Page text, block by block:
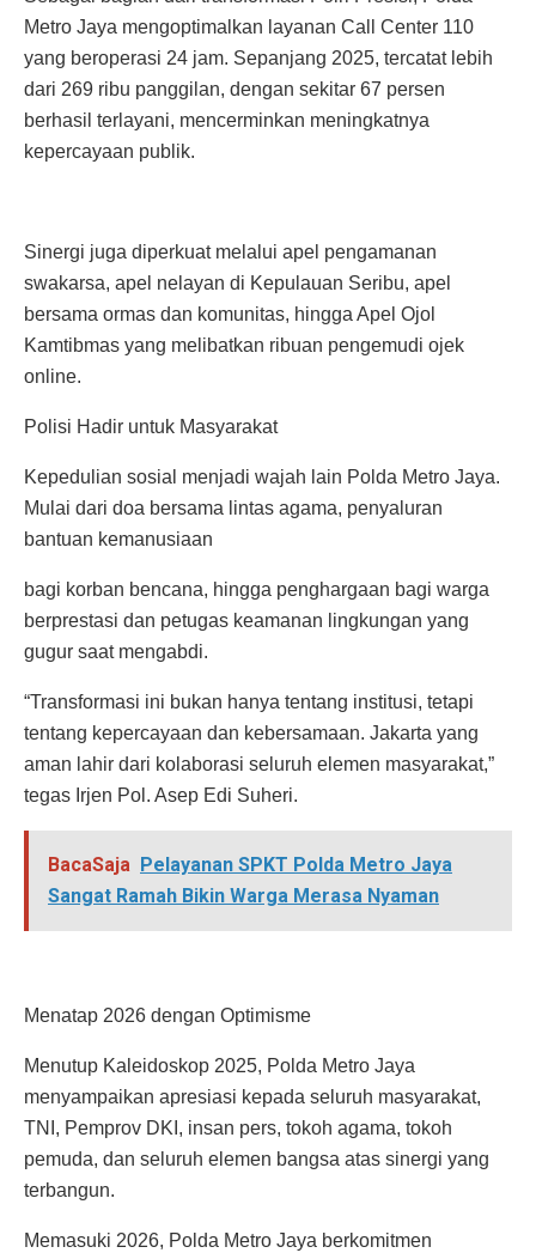
Metro Jaya mengoptimalkan layanan Call Center 110
yang beroperasi 24 jam. Sepanjang 2025, tercatat lebih
dari 269 ribu panggilan, dengan sekitar 67 persen
berhasil terlayani, mencerminkan meningkatnya
kepercayaan publik.
Sinergi juga diperkuat melalui apel pengamanan
swakarsa, apel nelayan di Kepulauan Seribu, apel
bersama ormas dan komunitas, hingga Apel Ojol
Kamtibmas yang melibatkan ribuan pengemudi ojek
online.
Polisi Hadir untuk Masyarakat
Kepedulian sosial menjadi wajah lain Polda Metro Jaya.
Mulai dari doa bersama lintas agama, penyaluran
bantuan kemanusiaan
bagi korban bencana, hingga penghargaan bagi warga
berprestasi dan petugas keamanan lingkungan yang
gugur saat mengabdi.
“Transformasi ini bukan hanya tentang institusi, tetapi
tentang kepercayaan dan kebersamaan. Jakarta yang
aman lahir dari kolaborasi seluruh elemen masyarakat,”
tegas Irjen Pol. Asep Edi Suheri.
BacaSaja Pelayanan SPKT Polda Metro Jaya
Sangat Ramah Bikin Warga Merasa Nyaman
Menatap 2026 dengan Optimisme
Menutup Kaleidoskop 2025, Polda Metro Jaya
menyampaikan apresiasi kepada seluruh masyarakat,
TNI, Pemprov DKI, insan pers, tokoh agama, tokoh
pemuda, dan seluruh elemen bangsa atas sinergi yang
terbangun.
Memasuki 2026, Polda Metro Jaya berkomitmen